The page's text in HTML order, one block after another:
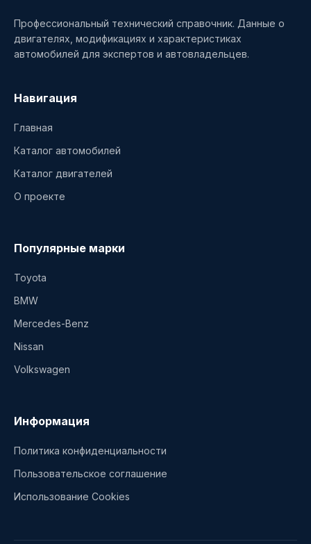
Профессиональный технический справочник. Данные о
двигателях, модификациях и характеристиках
автомобилей для экспертов и автовладельцев.
Навигация
Главная
Каталог автомобилей
Каталог двигателей
О проекте
Популярные марки
Toyota
BMW
Mercedes-Benz
Nissan
Volkswagen
Информация
Политика конфиденциальности
Пользовательское соглашение
Использование Cookies